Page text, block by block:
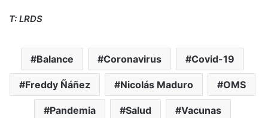
T: LRDS
Balance Coronavirus Covid-19
Freddy Ñáñez Nicolás Maduro OMS
Pandemia Salud Vacunas